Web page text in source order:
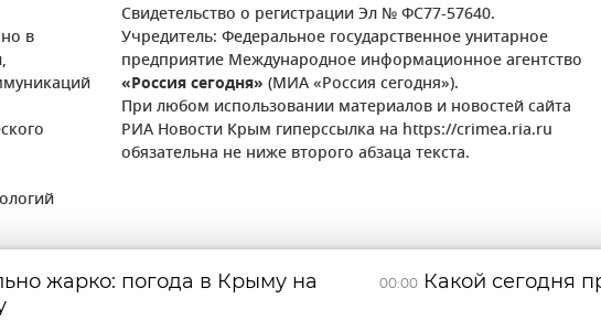
в
Свидетельство о регистрации Эл № ФС77-57640.
Учредитель: Федеральное государственное унитарное
предприятие Международное информационное агентство
«Россия сегодня» (МИА «Россия сегодня»).
При любом использовании материалов и новостей сайта
РИА Новости Крым гиперссылка на https://crimea.ria.ru
обязательна не ниже второго абзаца текста.
жарко: погода в Крыму на
00:00 Какой сегодня